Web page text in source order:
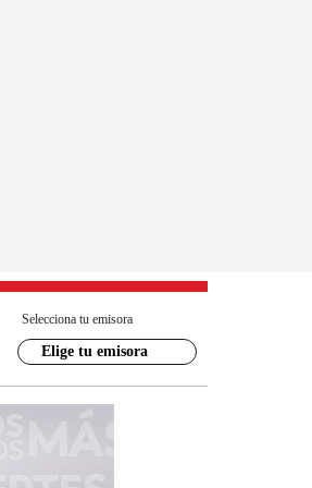
Selecciona tu emisora
Elige tu emisora